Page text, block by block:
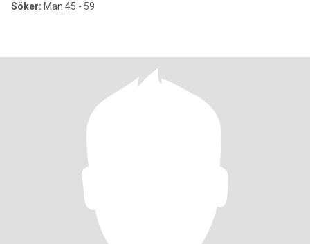
Söker: Man 45 - 59